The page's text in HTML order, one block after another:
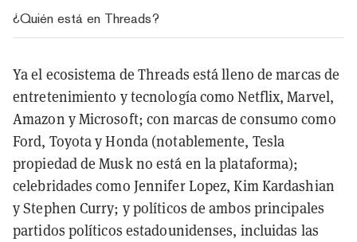
¿Quién está en Threads?
Ya el ecosistema de Threads está lleno de marcas de
entretenimiento y tecnología como Netflix, Marvel,
Amazon y Microsoft; con marcas de consumo como
Ford, Toyota y Honda (notablemente, Tesla
propiedad de Musk no está en la plataforma);
celebridades como Jennifer Lopez, Kim Kardashian
y Stephen Curry; y políticos de ambos principales
partidos políticos estadounidenses, incluidas las